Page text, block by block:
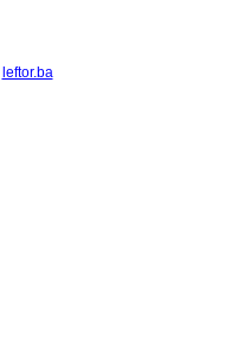
leftor.ba